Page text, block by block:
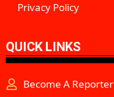
Privacy Policy
QUICK LINKS
Become A Reporter